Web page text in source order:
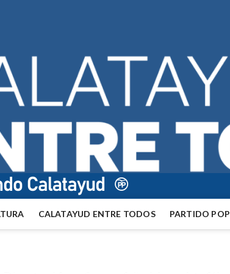
CALATAYUD ENTRE TODOS PARTIDO